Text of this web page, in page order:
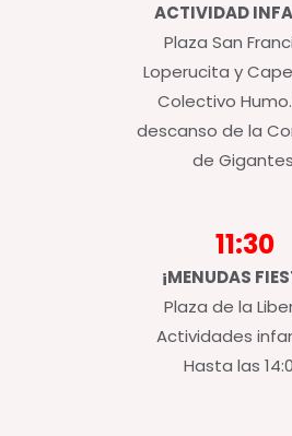
ACTIVIDAD
Plaza San
Loperucita y
Colectivo Humo.
descanso de la
de
11:30
¡MENUDAS
Plaza de la
Actividades
Hasta las